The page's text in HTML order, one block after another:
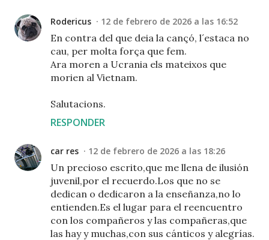
Rodericus 12 de febrero de 2026 a las 16:52
En contra del que deia la cançó, l´estaca no
cau, per molta força que fem.
Ara moren a Ucrania els mateixos que
morien al Vietnam.
Salutacions.
RESPONDER
car res 12 de febrero de 2026 a las 18:26
Un precioso escrito,que me llena de ilusión
juvenil,por el recuerdo.Los que no se
dedican o dedicaron a la enseñanza,no lo
entienden.Es el lugar para el reencuentro
con los compañeros y las compañeras,que
las hay y muchas,con sus cánticos y alegrías.